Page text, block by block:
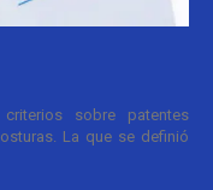
sobre patentes
La que se definió